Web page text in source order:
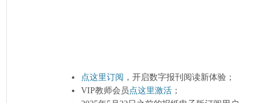
点这里订阅 ，开启数字报刊阅读新体验；
VIP教师会员点这里激活 ；